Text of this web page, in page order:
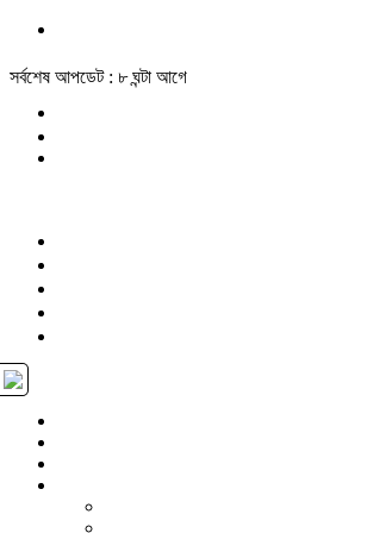
সর্বশেষ আপডেট : ৮ ঘন্টা আগে